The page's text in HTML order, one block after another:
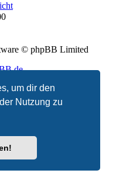
um dir den
Nutzung zu
© phpBB Limited